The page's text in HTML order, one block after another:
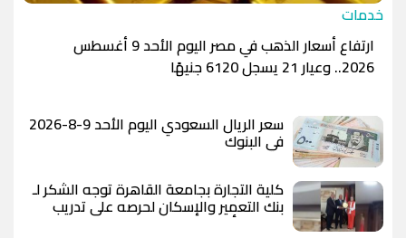
خدمات
ارتفاع أسعار الذهب في مصر اليوم الأحد 9 أغسطس
2026.. وعيار 21 يسجل 6120 جنيهًا
سعر الريال السعودي اليوم الأحد 9-8-2026
في البنوك
كلية التجارة بجامعة القاهرة توجه الشكر لـ
بنك التعمير والإسكان لحرصه على تدريب
طلاب وتأهيلهم لسوق العمل